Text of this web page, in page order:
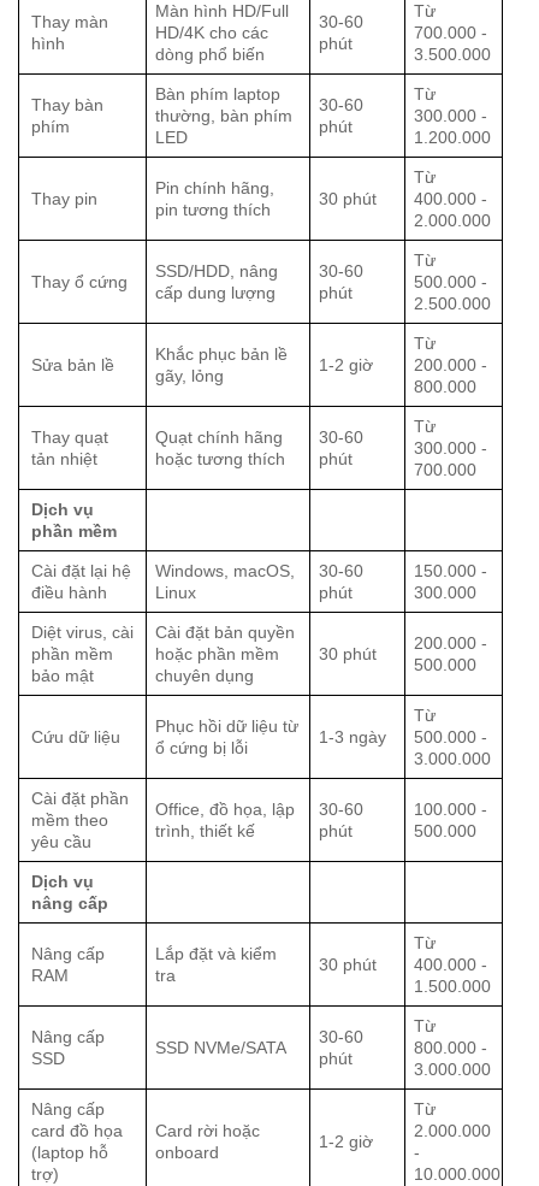
Thay màn
hình
Màn hình HD/Full
HD/4K cho các
dòng phổ biến
30-60
phút
Từ
700.000 -
3.500.000
Thay bàn
phím
Bàn phím laptop
thường, bàn phím
LED
30-60
phút
Từ
300.000 -
1.200.000
Thay pin
Pin chính hãng,
pin tương thích
30 phút
Từ
400.000 -
2.000.000
Thay ổ cứng
SSD/HDD, nâng
cấp dung lượng
30-60
phút
Từ
500.000 -
2.500.000
Sửa bản lề
Khắc phục bản lề
gãy, lỏng
1-2 giờ
Từ
200.000 -
800.000
Thay quạt
tản nhiệt
Quạt chính hãng
hoặc tương thích
30-60
phút
Từ
300.000 -
700.000
Dịch vụ
phần mềm
Cài đặt lại hệ
điều hành
Windows, macOS,
Linux
30-60
phút
150.000 -
300.000
Diệt virus, cài
phần mềm
bảo mật
Cài đặt bản quyền
hoặc phần mềm
chuyên dụng
30 phút
200.000 -
500.000
Cứu dữ liệu
Phục hồi dữ liệu từ
ổ cứng bị lỗi
1-3 ngày
Từ
500.000 -
3.000.000
Cài đặt phần
mềm theo
yêu cầu
Office, đồ họa, lập
trình, thiết kế
30-60
phút
100.000 -
500.000
Dịch vụ
nâng cấp
Nâng cấp
RAM
Lắp đặt và kiểm
tra
30 phút
Từ
400.000 -
1.500.000
Nâng cấp
SSD
SSD NVMe/SATA
30-60
phút
Từ
800.000 -
3.000.000
Nâng cấp
card đồ họa
(laptop hỗ
trợ)
Card rời hoặc
onboard
1-2 giờ
Từ
2.000.000
-
10.000.000